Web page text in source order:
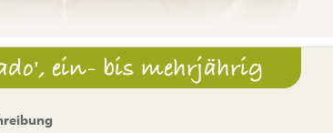
ein- bis mehrjährig